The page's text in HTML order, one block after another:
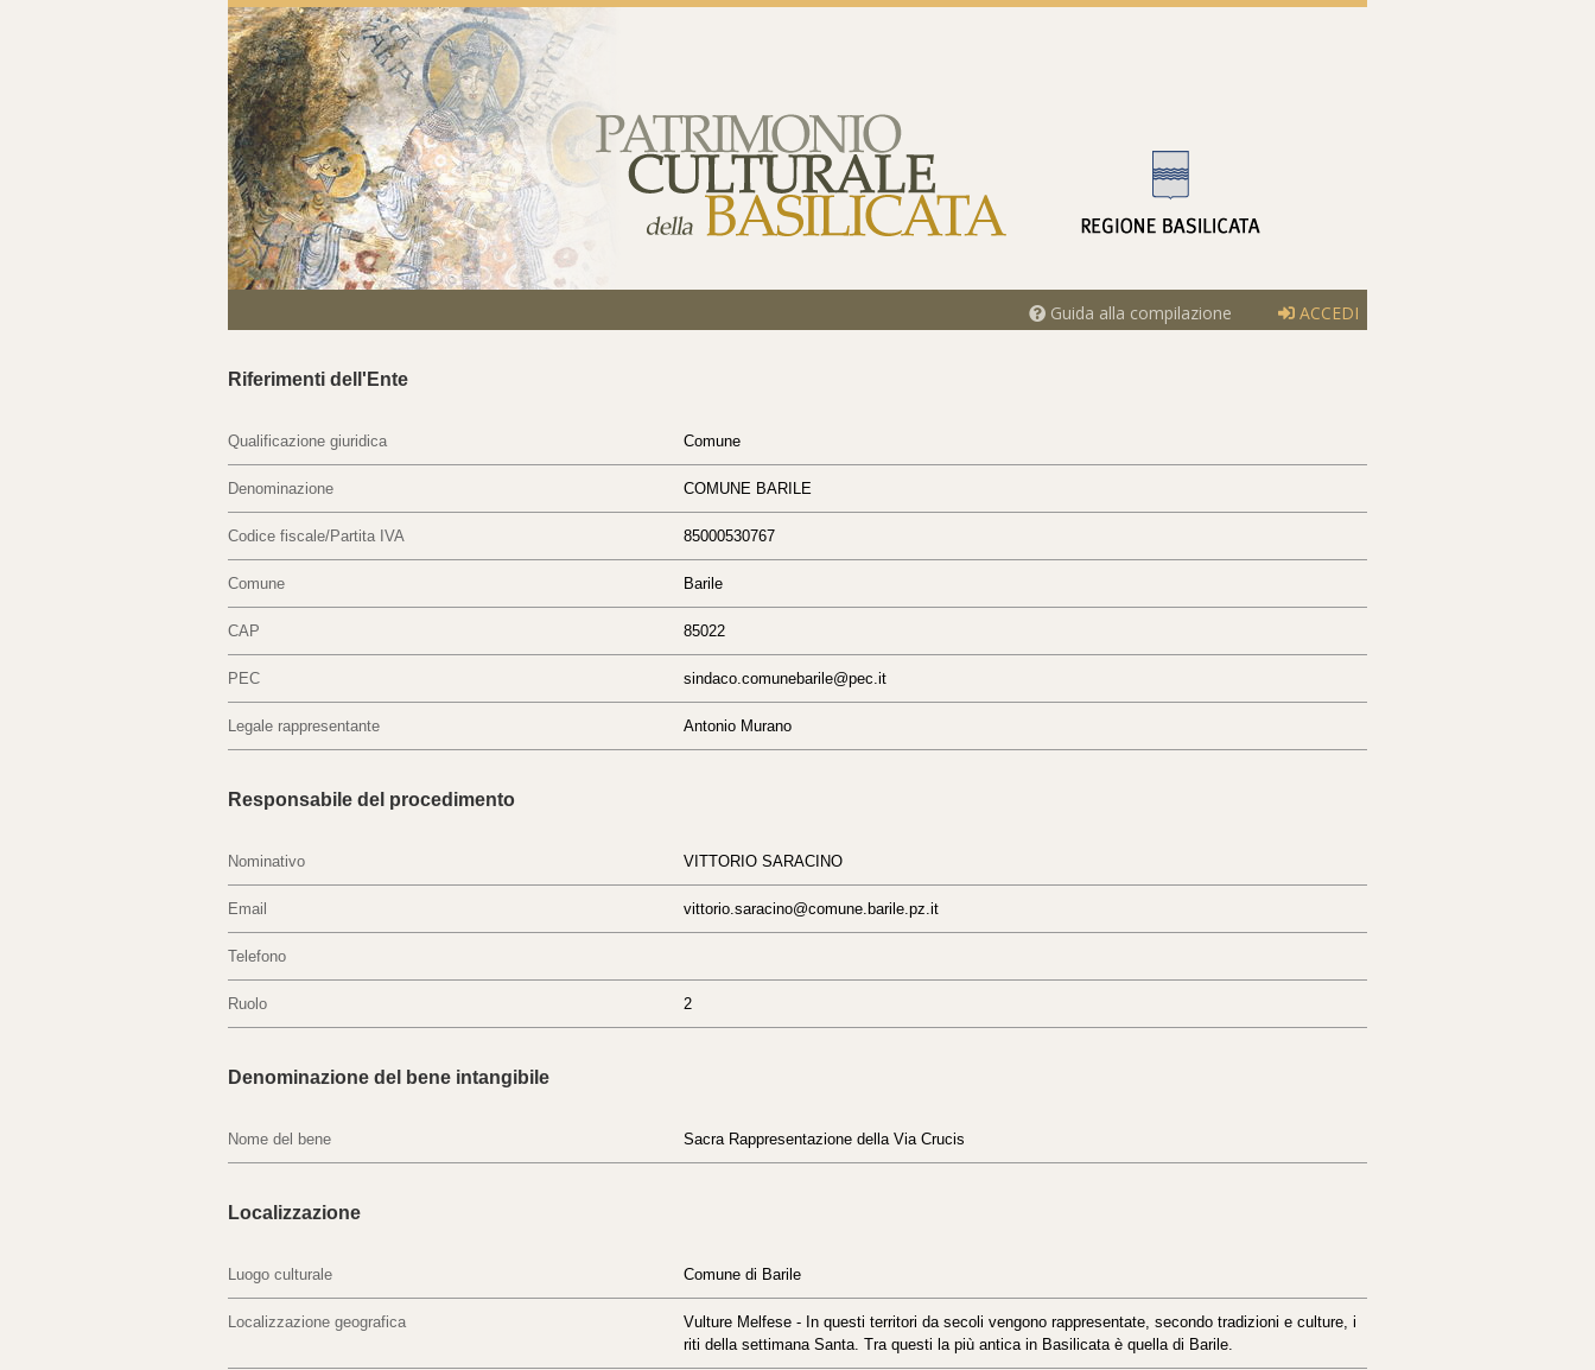
Guida alla compilazione ACCEDI
Riferimenti dell'Ente
Qualificazione giuridica Comune
Denominazione COMUNE BARILE
Codice fiscale/Partita IVA 85000530767
Comune Barile
CAP 85022
PEC sindaco.comunebarile@pec.it
Legale rappresentante Antonio Murano
Responsabile del procedimento
Nominativo VITTORIO SARACINO
Email vittorio.saracino@comune.barile.pz.it
Telefono
Ruolo 2
Denominazione del bene intangibile
Nome del bene Sacra Rappresentazione della Via Crucis
Localizzazione
Luogo culturale Comune di Barile
Localizzazione geografica
Vulture Melfese - In questi territori da secoli vengono rappresentate, secondo tradizioni e culture, i
riti della settimana Santa. Tra questi la più antica in Basilicata è quella di Barile.